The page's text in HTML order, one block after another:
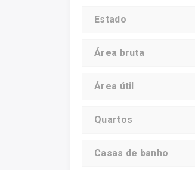
Estado
Área bruta
Área útil
Quartos
Casas de banho